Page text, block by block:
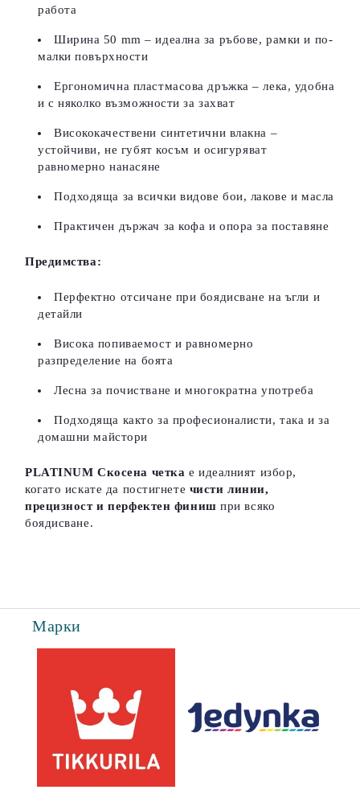
работа
Ширина 50 mm – идеална за ръбове, рамки и по-
малки повърхности
Ергономична пластмасова дръжка – лека, удобна
и с няколко възможности за захват
Висококачествени синтетични влакна –
устойчиви, не губят косъм и осигуряват
равномерно нанасяне
Подходяща за всички видове бои, лакове и масла
Практичен държач за кофа и опора за поставяне
Предимства:
Перфектно отсичане при боядисване на ъгли и
детайли
Висока попиваемост и равномерно
разпределение на боята
Лесна за почистване и многократна употреба
Подходяща както за професионалисти, така и за
домашни майстори
PLATINUM Скосена четка е идеалният избор,
когато искате да постигнете чисти линии,
прецизност и перфектен финиш при всяко
боядисване.
Марки